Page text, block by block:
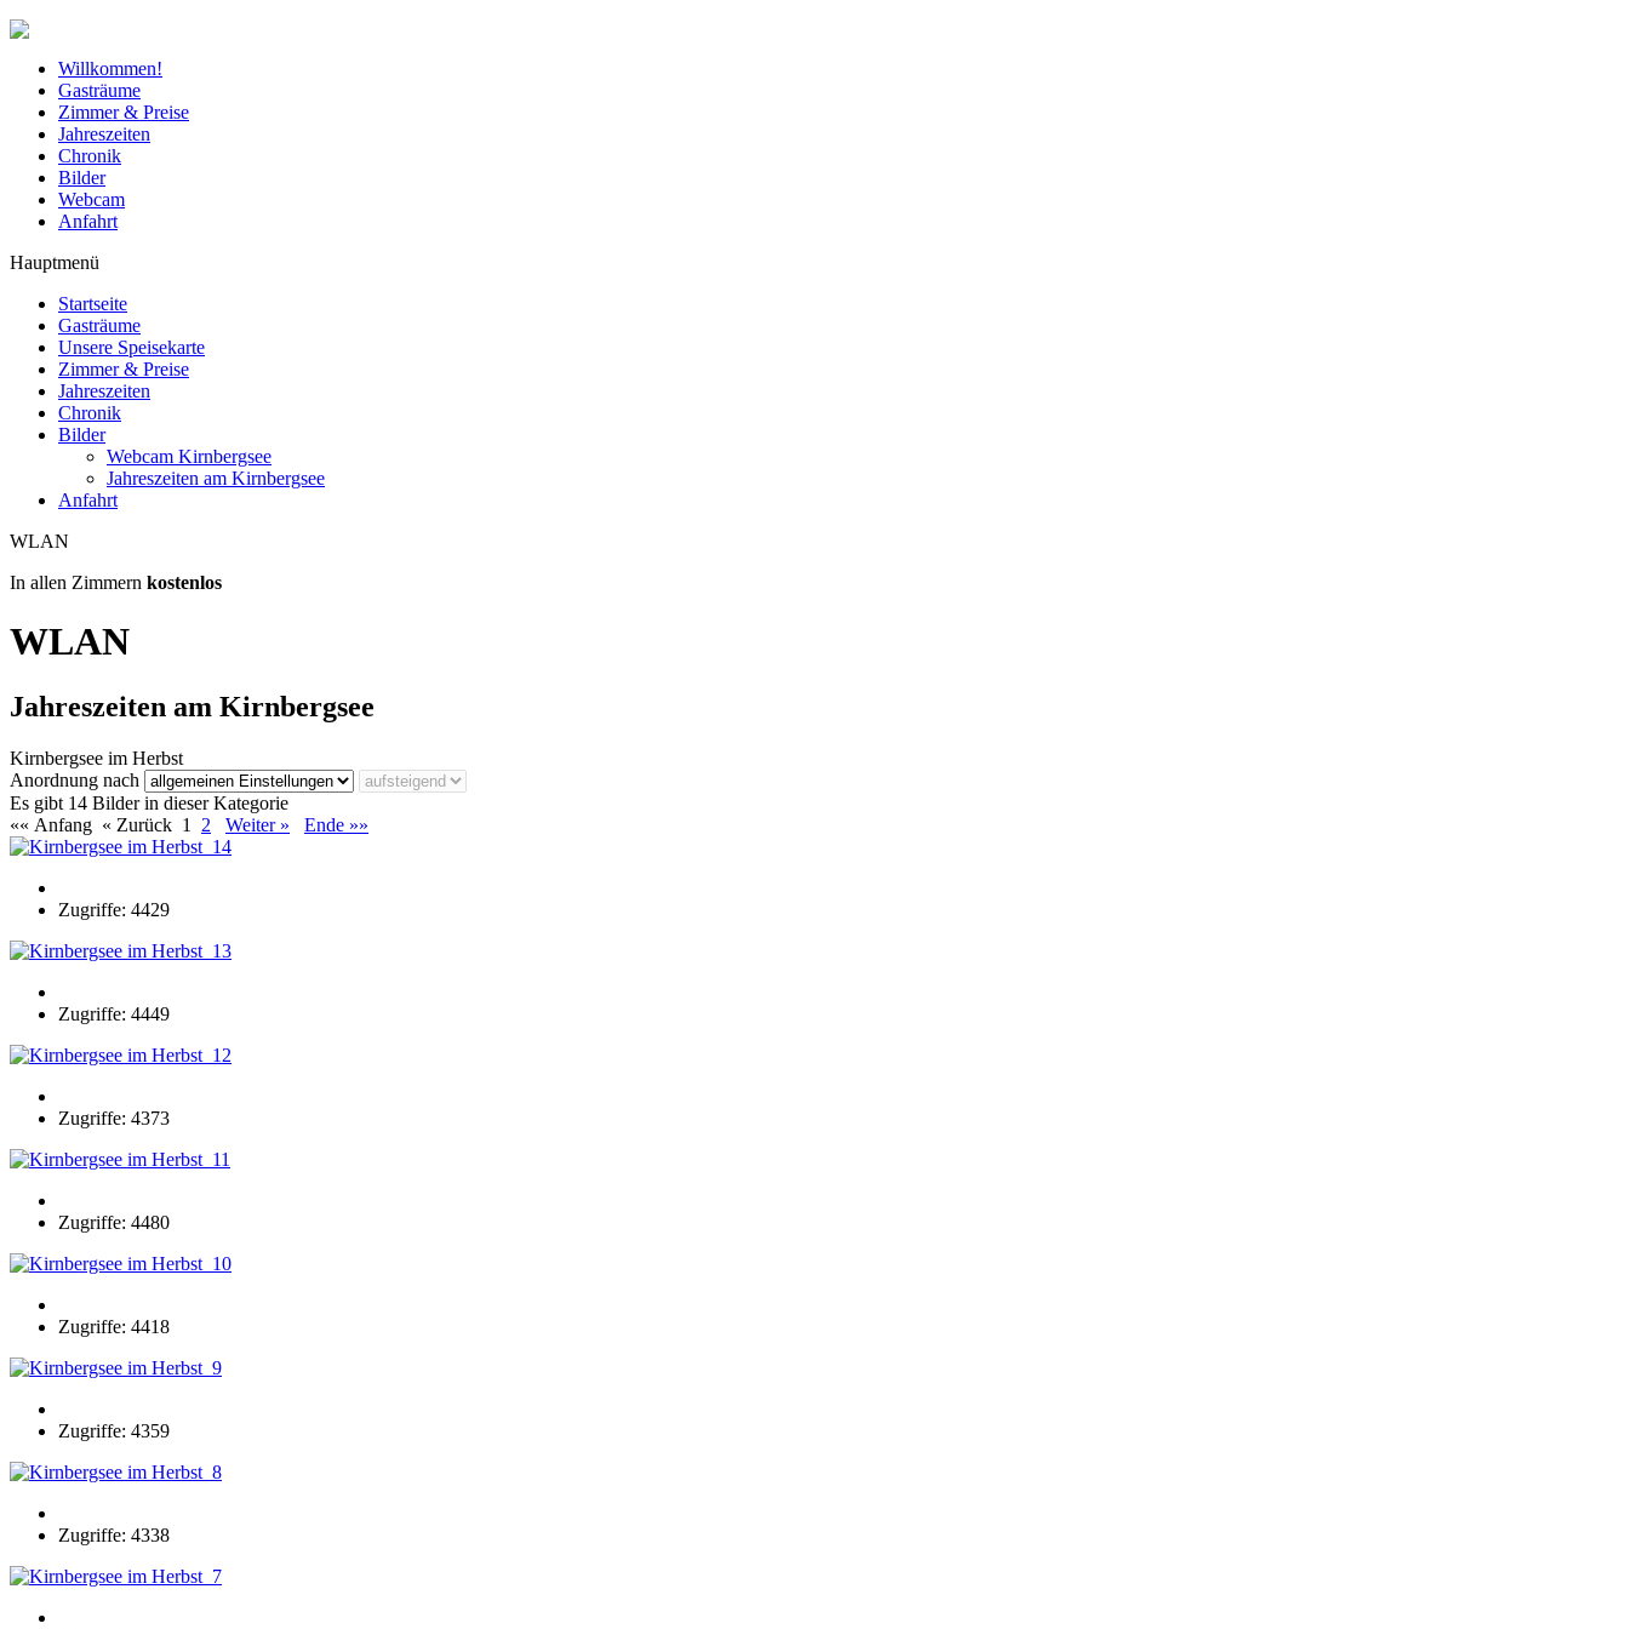
Willkommen!
Gasträume
Zimmer & Preise
Jahreszeiten
Chronik
Bilder
Webcam
Anfahrt
Hauptmenü
Startseite
Gasträume
Unsere Speisekarte
Zimmer & Preise
Jahreszeiten
Chronik
Bilder
Webcam Kirnbergsee
Jahreszeiten am Kirnbergsee
Anfahrt
WLAN
In allen Zimmern kostenlos
WLAN
Jahreszeiten am Kirnbergsee
Kirnbergsee im Herbst
Anordnung nach
Es gibt 14 Bilder in dieser Kategorie
«« Anfang « Zurück 1 2 Weiter » Ende »»
Zugriffe: 4429
Zugriffe: 4449
Zugriffe: 4373
Zugriffe: 4480
Zugriffe: 4418
Zugriffe: 4359
Zugriffe: 4338